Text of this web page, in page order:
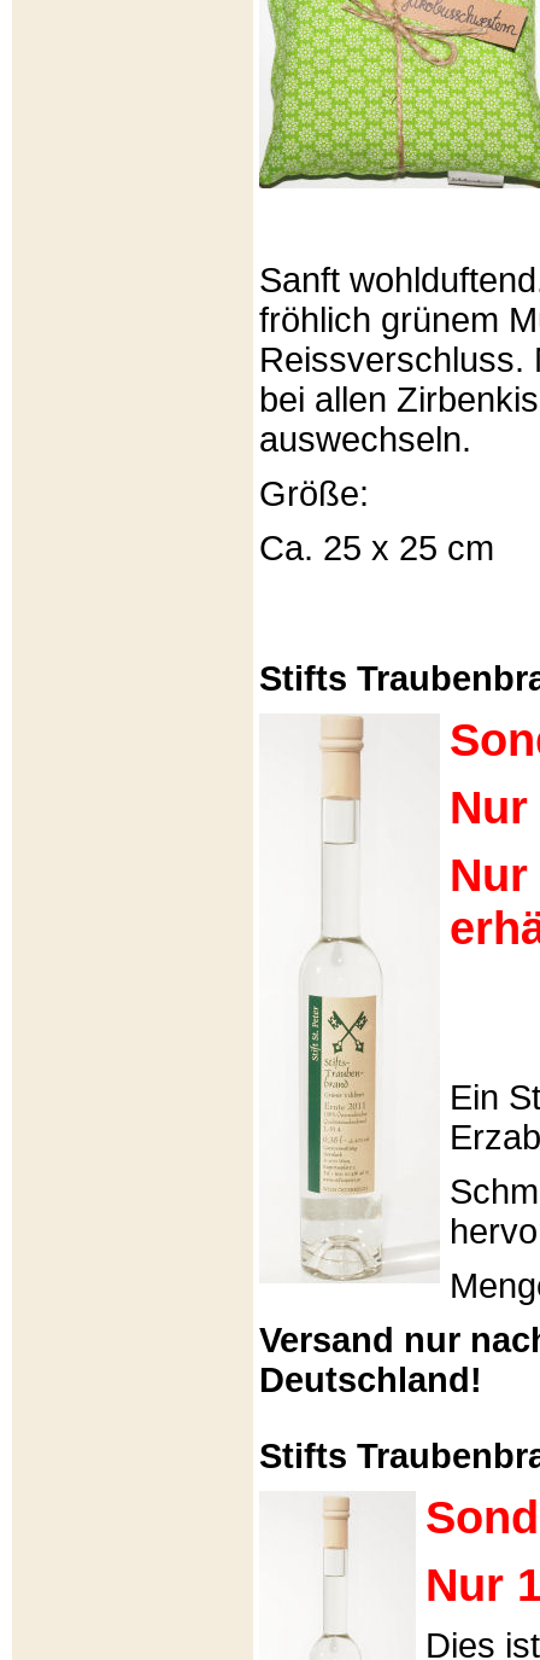
Sanft
fröhlich grünem
Reissverschluss.
bei allen
auswechseln.
Größe:
Ca. 25 x 25 cm
Stifts
Nur
Ein
Versand nur
Deutschland!
Stifts
Nur
Dies